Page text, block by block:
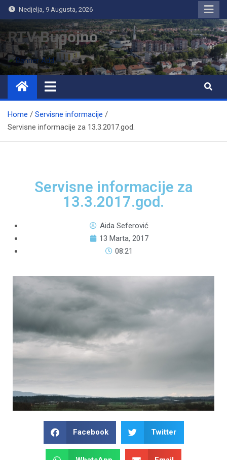
Nedjelja, 9 Augusta, 2026
RTV Bugojno
Home
Servisne informacije
Servisne informacije za 13.3.2017.god.
Servisne informacije za
13.3.2017.god.
Aida Seferović
13 Marta, 2017
08:21
Facebook Twitter